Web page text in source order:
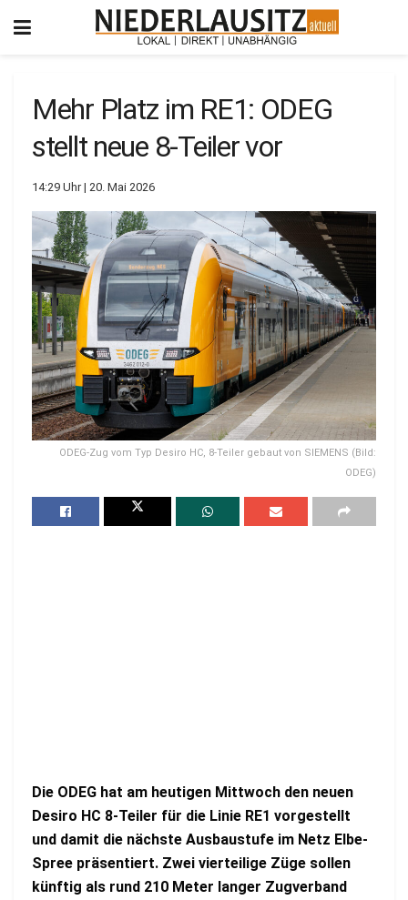
Mehr Platz im RE1: ODEG
stellt neue 8-Teiler vor
14:29 Uhr | 20. Mai 2026
ODEG-Zug vom Typ Desiro HC, 8-Teiler gebaut von SIEMENS (Bild:
ODEG)
Die ODEG hat am heutigen Mittwoch den neuen
Desiro HC 8-Teiler für die Linie RE1 vorgestellt
und damit die nächste Ausbaustufe im Netz Elbe-
Spree präsentiert. Zwei vierteilige Züge sollen
künftig als rund 210 Meter langer Zugverband